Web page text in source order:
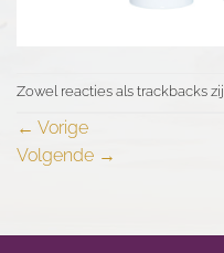
Zowel reacties als trackbacks
← Vorige
Volgende →